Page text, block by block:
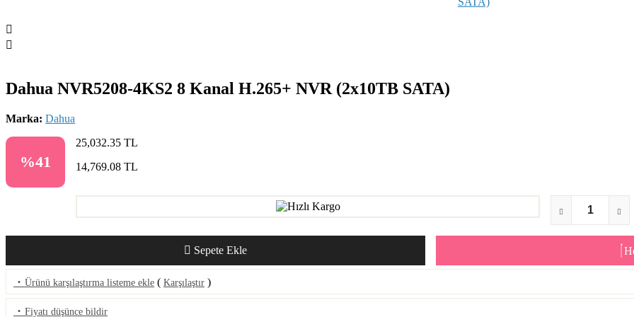
Dahua NVR5208-4KS2 8 Kanal H.265+ NVR (2x10TB SATA)
Marka: Dahua
%41
25,032.35 TL
14,769.08 TL
Sepete Ekle
· Ürünü karşılaştırma listeme ekle ( Karşılaştır )
· Fiyatı düşünce bildir